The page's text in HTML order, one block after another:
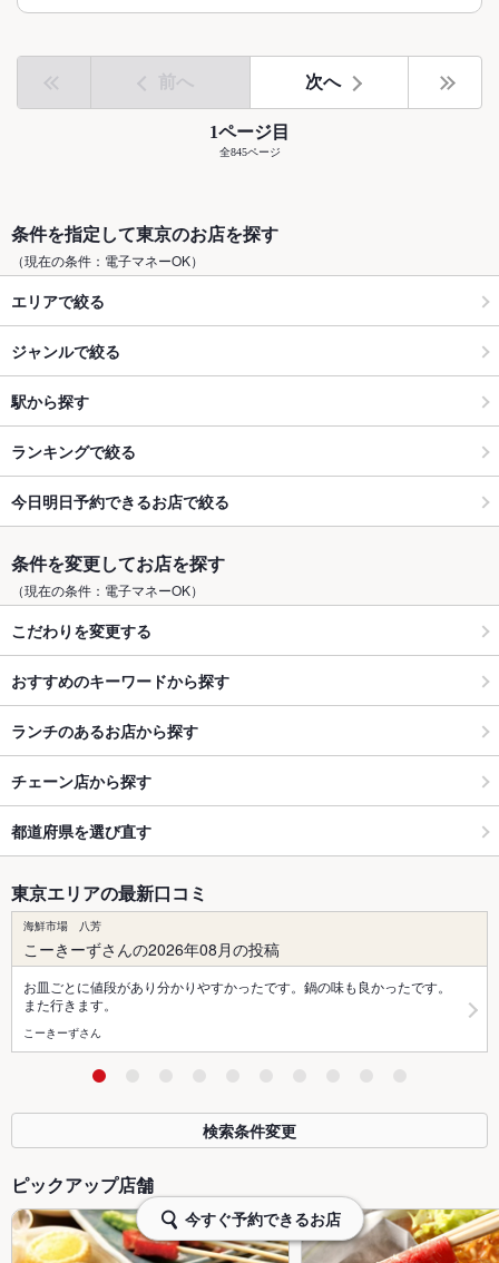
前へ 次へ
1ページ目
全845ページ
条件を指定して東京のお店を探す
（現在の条件：電子マネーOK）
エリアで絞る
ジャンルで絞る
駅から探す
ランキングで絞る
今日明日予約できるお店で絞る
条件を変更してお店を探す
（現在の条件：電子マネーOK）
こだわりを変更する
おすすめのキーワードから探す
ランチのあるお店から探す
チェーン店から探す
都道府県を選び直す
東京エリアの最新口コミ
海鮮市場 八芳
こーきーずさんの2026年08月の投稿
お皿ごとに値段があり分かりやすかったです。鍋の味も良かったです。
また行きます。
こーきーずさん
検索条件変更
ピックアップ店舗
今すぐ予約できるお店